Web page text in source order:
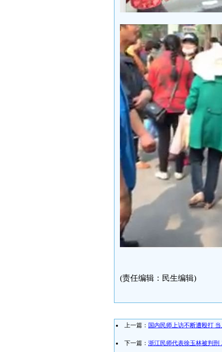
(责任编辑：民生编辑)
上一篇： 国内民师上访不断遭殴打
下一篇： 浙江民师代表徐玉林被判刑